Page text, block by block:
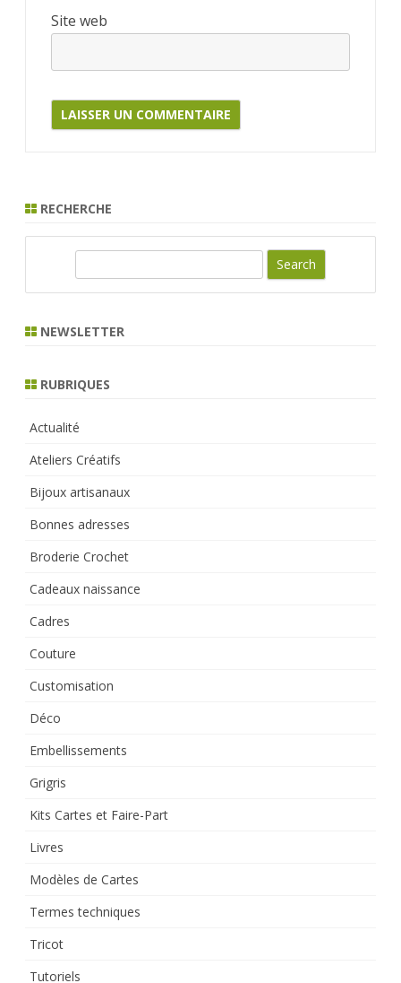
Site web
RECHERCHE
r
NEWSLETTER
RUBRIQUES
Actualité
Ateliers Créatifs
Bijoux artisanaux
Bonnes adresses
Broderie Crochet
Cadeaux naissance
Cadres
Couture
Customisation
Déco
Embellissements
Grigris
Kits Cartes et Faire-Part
Livres
Modèles de Cartes
Termes techniques
Tricot
Tutoriels